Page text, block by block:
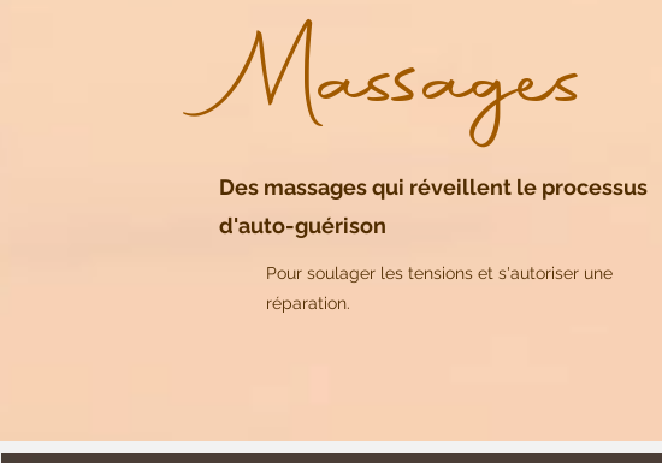
Pour soulager les tensions et s'autoriser une
réparation.
Des massages qui réveillent le processus
d'auto-guérison
Massages